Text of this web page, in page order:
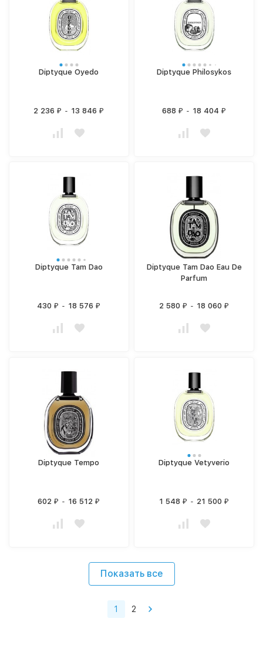
Diptyque Oyedo
2 236₽ - 13 846₽
Diptyque Philosykos
688₽ - 18 404₽
Diptyque Tam Dao
430₽ - 18 576₽
Diptyque Tam Dao Eau De
Parfum
2 580₽ - 18 060₽
Diptyque Tempo
602₽ - 16 512₽
Diptyque Vetyverio
1 548₽ - 21 500₽
Показать все
1 2